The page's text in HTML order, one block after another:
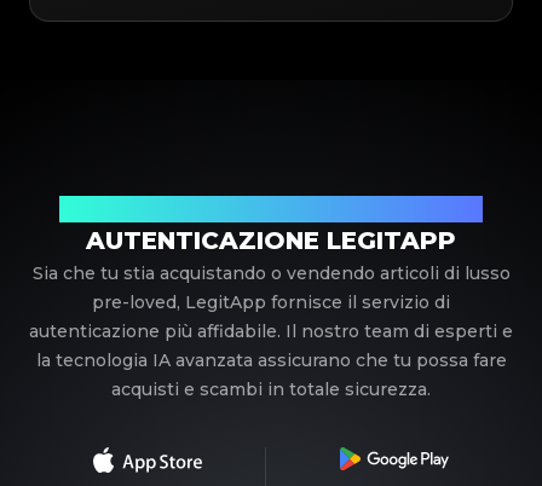
AUTENTICAZIONE LEGITAPP
Sia che tu stia acquistando o vendendo articoli di lusso
pre-loved, LegitApp fornisce il servizio di
autenticazione più affidabile. Il nostro team di esperti e
la tecnologia IA avanzata assicurano che tu possa fare
acquisti e scambi in totale sicurezza.